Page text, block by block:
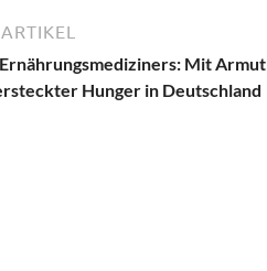
Mit Armut
Hunger in Deutschland